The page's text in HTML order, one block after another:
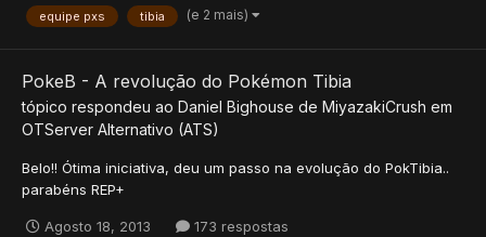
equipe pxs tibia (e 2 mais)
PokeB - A revolução do Pokémon Tibia
tópico respondeu ao Daniel Bighouse de MiyazakiCrush em
OTServer Alternativo (ATS)
Belo!! Ótima iniciativa, deu um passo na evolução do PokTibia..
parabéns REP+
Agosto 18, 2013 173 respostas